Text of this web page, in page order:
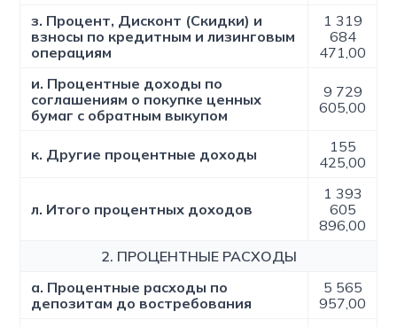
з. Процент, Дисконт (Скидки) и
взносы по кредитным и лизинговым
операциям
1 319
684
471,00
и. Процентные доходы по
соглашениям о покупке ценных
бумаг с обратным выкупом
9 729
605,00
к. Другие процентные доходы
155
425,00
л. Итого процентных доходов
1 393
605
896,00
2. ПРОЦЕНТНЫЕ РАСХОДЫ
а. Процентные расходы по
депозитам до востребования
5 565
957,00